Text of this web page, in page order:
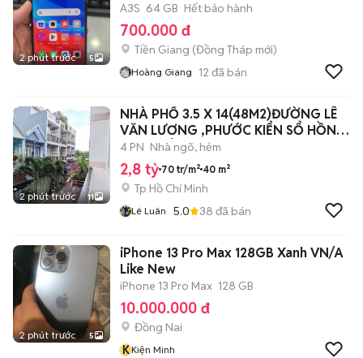
2 phút trước 5
A3S 64 GB Hết bảo hành
700.000 đ
Tiền Giang (Đồng Tháp mới)
Hoàng Giang 12 đã bán
2 phút trước 11
NHÀ PHỐ 3.5 X 14(48M2)ĐƯỜNG LÊ
VĂN LƯƠNG ,PHƯỚC KIỂN SỔ HỒNG
SANG TÊN.
4 PN Nhà ngõ, hẻm
2,8 tỷ 70 tr/m² 40 m²
Tp Hồ Chí Minh
Lê Luân 5.0 38 đã bán
2 phút trước 5
iPhone 13 Pro Max 128GB Xanh VN/A
Like New
iPhone 13 Pro Max 128 GB
10.000.000 đ
Đồng Nai
KKiện Minh